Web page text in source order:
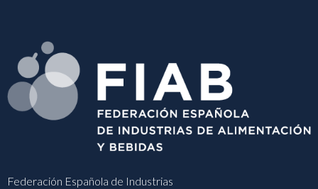
Federación Española de Industrias